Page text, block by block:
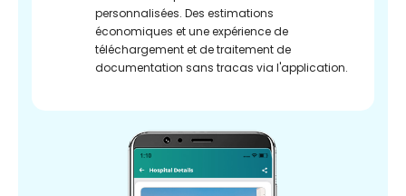
personnalisées. Des estimations
économiques et une expérience de
téléchargement et de traitement de
documentation sans tracas via l'application.